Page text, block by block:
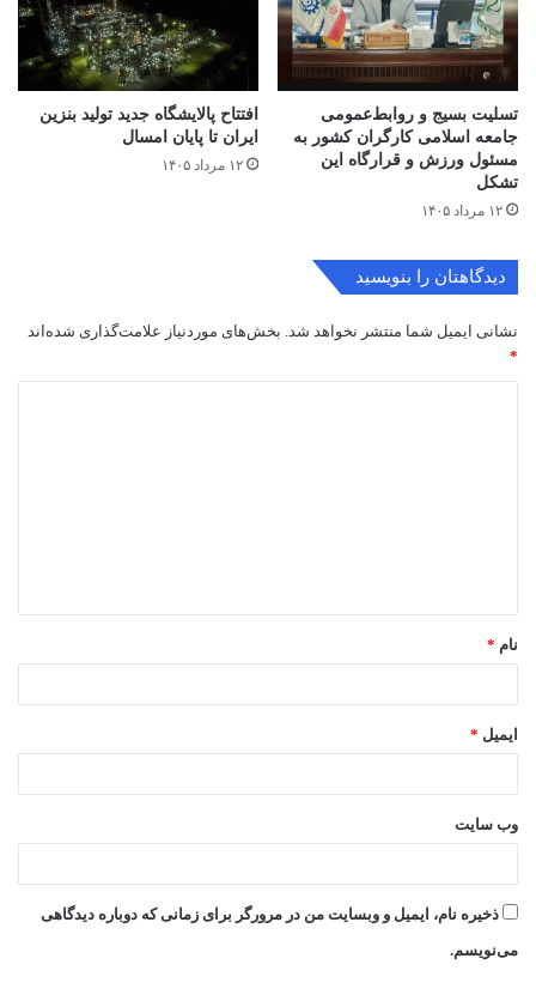
تسلیت بسیج و روابط‌عمومی
جامعه اسلامی کارگران کشور به
مسئول ورزش و قرارگاه این
تشکل
۱۲ مرداد ۱۴۰۵
افتتاح ‌پالایشگاه جدید تولید بنزین
ایران تا پایان امسال
۱۲ مرداد ۱۴۰۵
دیدگاهتان را بنویسید
نشانی ایمیل شما منتشر نخواهد شد. بخش‌های موردنیاز علامت‌گذاری شده‌اند
*
*
نام *
ایمیل *
وب‌ سایت
ذخیره نام، ایمیل و وبسایت من در مرورگر برای زمانی که دوباره دیدگاهی
می‌نویسم.